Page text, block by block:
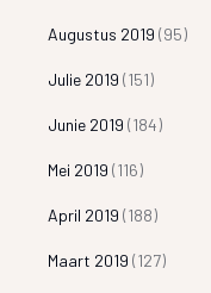
Augustus 2019 (95)
Julie 2019 (151)
Junie 2019 (184)
Mei 2019 (116)
April 2019 (188)
Maart 2019 (127)